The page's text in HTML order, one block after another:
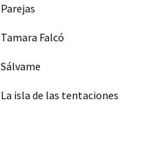
Parejas
Tamara Falcó
Sálvame
La isla de las tentaciones